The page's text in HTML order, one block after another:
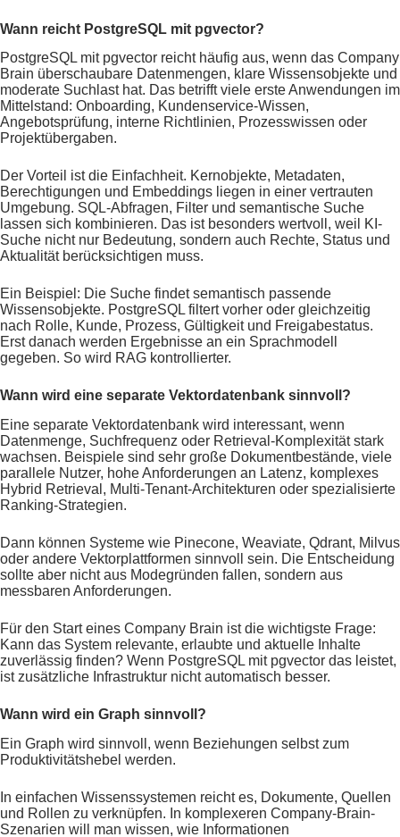
Wann reicht PostgreSQL mit pgvector?
PostgreSQL mit pgvector reicht häufig aus, wenn das Company
Brain überschaubare Datenmengen, klare Wissensobjekte und
moderate Suchlast hat. Das betrifft viele erste Anwendungen im
Mittelstand: Onboarding, Kundenservice-Wissen,
Angebotsprüfung, interne Richtlinien, Prozesswissen oder
Projektübergaben.
Der Vorteil ist die Einfachheit. Kernobjekte, Metadaten,
Berechtigungen und Embeddings liegen in einer vertrauten
Umgebung. SQL-Abfragen, Filter und semantische Suche
lassen sich kombinieren. Das ist besonders wertvoll, weil KI-
Suche nicht nur Bedeutung, sondern auch Rechte, Status und
Aktualität berücksichtigen muss.
Ein Beispiel: Die Suche findet semantisch passende
Wissensobjekte. PostgreSQL filtert vorher oder gleichzeitig
nach Rolle, Kunde, Prozess, Gültigkeit und Freigabestatus.
Erst danach werden Ergebnisse an ein Sprachmodell
gegeben. So wird RAG kontrollierter.
Wann wird eine separate Vektordatenbank sinnvoll?
Eine separate Vektordatenbank wird interessant, wenn
Datenmenge, Suchfrequenz oder Retrieval-Komplexität stark
wachsen. Beispiele sind sehr große Dokumentbestände, viele
parallele Nutzer, hohe Anforderungen an Latenz, komplexes
Hybrid Retrieval, Multi-Tenant-Architekturen oder spezialisierte
Ranking-Strategien.
Dann können Systeme wie Pinecone, Weaviate, Qdrant, Milvus
oder andere Vektorplattformen sinnvoll sein. Die Entscheidung
sollte aber nicht aus Modegründen fallen, sondern aus
messbaren Anforderungen.
Für den Start eines Company Brain ist die wichtigste Frage:
Kann das System relevante, erlaubte und aktuelle Inhalte
zuverlässig finden? Wenn PostgreSQL mit pgvector das leistet,
ist zusätzliche Infrastruktur nicht automatisch besser.
Wann wird ein Graph sinnvoll?
Ein Graph wird sinnvoll, wenn Beziehungen selbst zum
Produktivitätshebel werden.
In einfachen Wissenssystemen reicht es, Dokumente, Quellen
und Rollen zu verknüpfen. In komplexeren Company-Brain-
Szenarien will man wissen, wie Informationen